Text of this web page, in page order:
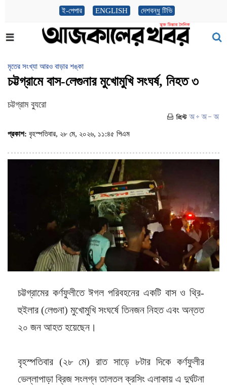
ই-পেপার ENGLISH দেশবন্ধু টিভি
মৃতের সংখ্যা আরও বাড়ার শঙ্কা
চট্টগ্রামে বাস-লেগুনার মুখোমুখি সংঘর্ষ, নিহত ৩
চট্টগ্রাম ব্যুরো
প্রকাশ: বৃহস্পতিবার, ২৮ মে, ২০২৬, ১১:৪৫ পিএম
চট্টগ্রামের কর্ণফুলীতে ঈগল পরিবহনের একটি বাস ও থ্রি-
হুইলার (লেগুনা) মুখোমুখি সংঘর্ষে তিনজন নিহত এবং অন্তত
২০ জন আহত হয়েছেন।
বৃহস্পতিবার (২৮ মে) রাত সাড়ে ৮টার দিকে কর্ণফুলীর
ভেল্লাপাড়া ব্রিজ সংলগ্ন তালতল ক্রসিং এলাকায় এ দুর্ঘটনা